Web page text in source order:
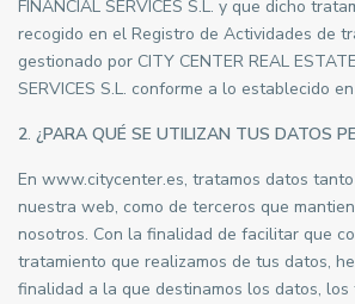
FINANCIAL SERVICES S.L. y que dicho
recogido en el Registro de Actividades de
gestionado por CITY CENTER REAL
SERVICES S.L. conforme a lo establecido en
2. ¿PARA QUÉ SE UTILIZAN TUS DATOS
En www.citycenter.es, tratamos datos
nuestra web, como de terceros que
nosotros. Con la finalidad de facilitar que
tratamiento que realizamos de tus datos,
finalidad a la que destinamos los datos,